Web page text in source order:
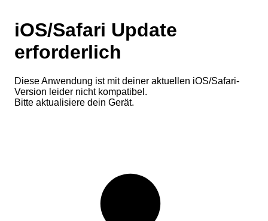
iOS/Safari Update
erforderlich
Diese Anwendung ist mit deiner aktuellen iOS/Safari-
Version leider nicht kompatibel.
Bitte aktualisiere dein Gerät.